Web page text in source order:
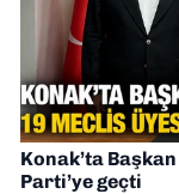
Konak’ta
Parti’ye geçti